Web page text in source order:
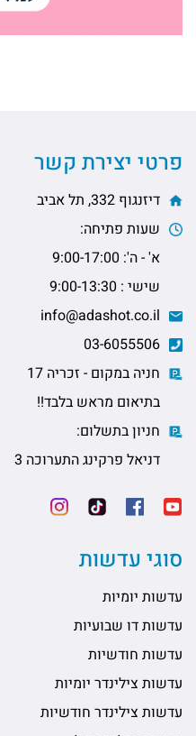
פרטי יצירת קשר
דיזנגוף 332, תל אביב
שעות פתיחה:
א' - ה': 9:00-17:00
שישי : 9:00-13:30
חניה במקום - זכריה 17
בתיאום מראש בלבד!!
חניון בתשלום:
דניאל פרקינג התערוכה 3
סוגי עדשות
עדשות יומיות
עדשות דו שבועיות
עדשות חודשיות
עדשות צילינדר יומיות
עדשות צילינדר חודשיות